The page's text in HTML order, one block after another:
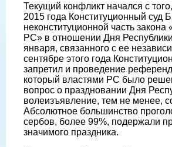
Текущий конфликт начался с
2015 года Конституционный суд
неконституционной часть закона
РС» в отношении Дня
января, связанного с ее
сентябре этого года
запретил и проведение
который властями РС было
вопрос о праздновании Дня
волеизъявление, тем не менее,
Абсолютное большинство
сербов, более 99%, подержали
значимого праздника.